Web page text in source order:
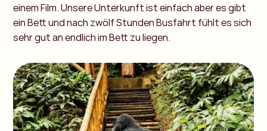
einem Film. Unsere Unterkunft ist einfach aber es gibt
ein Bett und nach zwölf Stunden Busfahrt fühlt es sich
sehr gut an endlich im Bett zu liegen.